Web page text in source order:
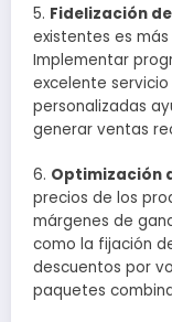
5. Fidelización
existentes es
Implementar
excelente
personalizadas
generar ventas
6. Optimización
precios de los
márgenes de
como la fijación
descuentos por
paquetes